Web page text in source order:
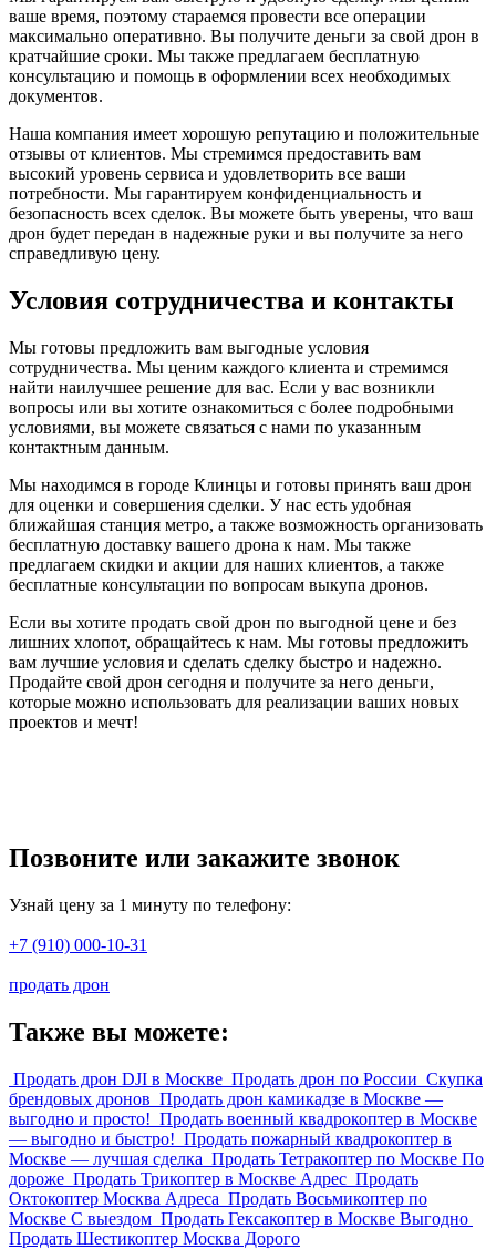
ваше время, поэтому стараемся провести все операции
максимально оперативно. Вы получите деньги за свой дрон в
кратчайшие сроки. Мы также предлагаем бесплатную
консультацию и помощь в оформлении всех необходимых
документов.
Наша компания имеет хорошую репутацию и положительные
отзывы от клиентов. Мы стремимся предоставить вам
высокий уровень сервиса и удовлетворить все ваши
потребности. Мы гарантируем конфиденциальность и
безопасность всех сделок. Вы можете быть уверены, что ваш
дрон будет передан в надежные руки и вы получите за него
справедливую цену.
Условия сотрудничества и контакты
Мы готовы предложить вам выгодные условия
сотрудничества. Мы ценим каждого клиента и стремимся
найти наилучшее решение для вас. Если у вас возникли
вопросы или вы хотите ознакомиться с более подробными
условиями, вы можете связаться с нами по указанным
контактным данным.
Мы находимся в городе Клинцы и готовы принять ваш дрон
для оценки и совершения сделки. У нас есть удобная
ближайшая станция метро, а также возможность организовать
бесплатную доставку вашего дрона к нам. Мы также
предлагаем скидки и акции для наших клиентов, а также
бесплатные консультации по вопросам выкупа дронов.
Если вы хотите продать свой дрон по выгодной цене и без
лишних хлопот, обращайтесь к нам. Мы готовы предложить
вам лучшие условия и сделать сделку быстро и надежно.
Продайте свой дрон сегодня и получите за него деньги,
которые можно использовать для реализации ваших новых
проектов и мечт!
Позвоните или закажите звонок
Узнай цену за 1 минуту по телефону:
+7 (910) 000-10-31
продать дрон
Также вы можете:
Продать дрон DJI в Москве Продать дрон по России Скупка
брендовых дронов Продать дрон камикадзе в Москве —
выгодно и просто! Продать военный квадрокоптер в Москве
— выгодно и быстро! Продать пожарный квадрокоптер в
Москве — лучшая сделка Продать Тетракоптер по Москве По
дороже Продать Трикоптер в Москве Адрес Продать
Октокоптер Москва Адреса Продать Восьмикоптер по
Москве С выездом Продать Гексакоптер в Москве Выгодно
Продать Шестикоптер Москва Дорого